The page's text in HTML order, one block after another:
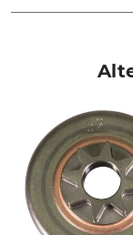
Modèle de scie
Husqvarna 266 (à
SN 0510000)
Husqvarna 268 (à
SN 0510000)